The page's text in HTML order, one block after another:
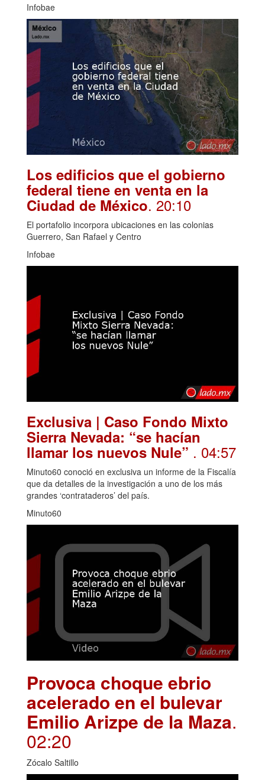
Infobae
Los edificios que el gobierno
federal tiene en venta en la
Ciudad de México. 20:10
El portafolio incorpora ubicaciones en las colonias
Guerrero, San Rafael y Centro
Infobae
Exclusiva | Caso Fondo Mixto
Sierra Nevada: “se hacían
llamar los nuevos Nule” . 04:57
Minuto60 conoció en exclusiva un informe de la Fiscalía
que da detalles de la investigación a uno de los más
grandes ‘contrataderos’ del país.
Minuto60
Provoca choque ebrio
acelerado en el bulevar
Emilio Arizpe de la Maza.
02:20
Zócalo Saltillo